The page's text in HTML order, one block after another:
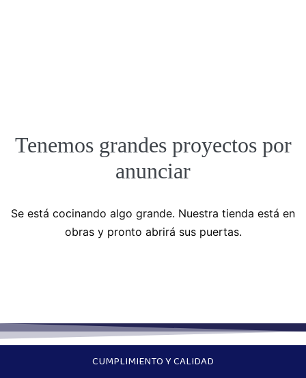
Tenemos grandes proyectos por
anunciar
Se está cocinando algo grande. Nuestra tienda está en
obras y pronto abrirá sus puertas.
CUMPLIMIENTO Y CALIDAD